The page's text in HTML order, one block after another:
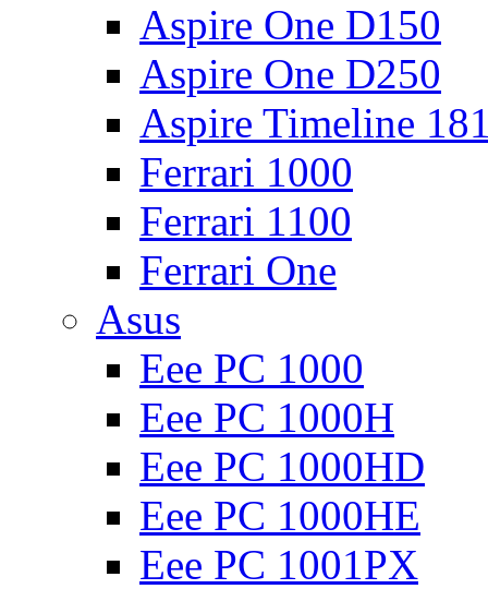
Aspire One D150
Aspire One D250
Aspire Timeline
Ferrari 1000
Ferrari 1100
Ferrari One
Asus
Eee PC 1000
Eee PC 1000H
Eee PC 1000HD
Eee PC 1000HE
Eee PC 1001PX